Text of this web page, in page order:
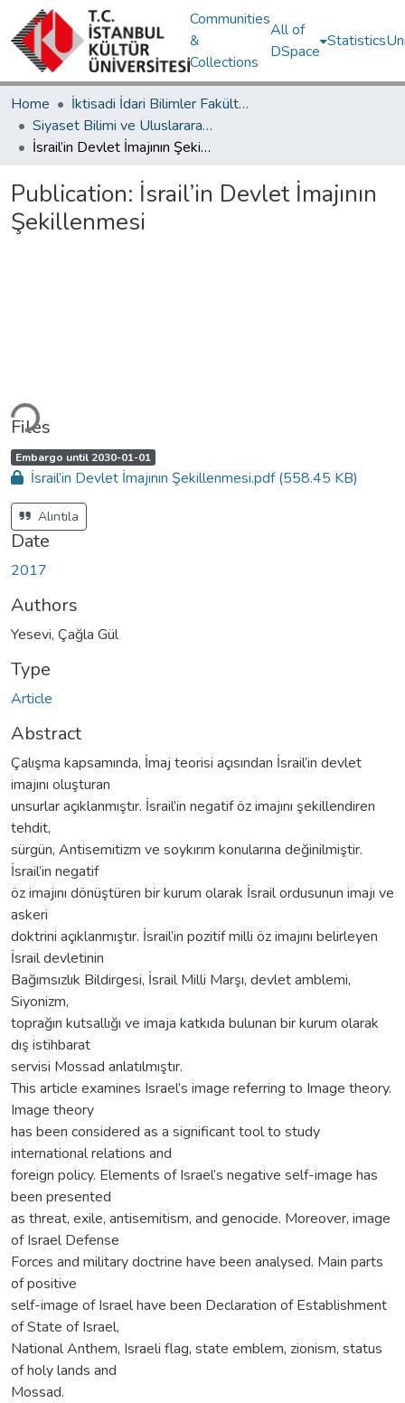
Communities
&
Collections
All of
DSpace
Statistics
Home
İktisadi İdari Bilimler Fakültesi / Faculty of Economics and Administrative Sciences
Siyaset Bilimi ve Uluslararası İlişkiler Bölümü / Department of Political Science and International Relations
İsrail’in Devlet İmajının Şekillenmesi
Publication: İsrail’in Devlet İmajının
Şekillenmesi
Files
A
c
c
e
s
s
s
t
a
u
s
Embargo until 2030-01-01,
İsrail’in Devlet İmajının Şekillenmesi.pdf(558.45 KB)
Alıntıla
Date
2017
Authors
Yesevi, Çağla Gül
Type
Article
Abstract
Çalışma kapsamında, İmaj teorisi açısından İsrail’in devlet
imajını oluşturan
unsurlar açıklanmıştır. İsrail’in negatif öz imajını şekillendiren
tehdit,
sürgün, Antisemitizm ve soykırım konularına değinilmiştir.
İsrail’in negatif
öz imajını dönüştüren bir kurum olarak İsrail ordusunun imajı ve
askeri
doktrini açıklanmıştır. İsrail’in pozitif milli öz imajını belirleyen
İsrail devletinin
Bağımsızlık Bildirgesi, İsrail Milli Marşı, devlet amblemi,
Siyonizm,
toprağın kutsallığı ve imaja katkıda bulunan bir kurum olarak
dış istihbarat
servisi Mossad anlatılmıştır.
This article examines Israel’s image referring to Image theory.
Image theory
has been considered as a significant tool to study
international relations and
foreign policy. Elements of Israel’s negative self-image has
been presented
as threat, exile, antisemitism, and genocide. Moreover, image
of Israel Defense
Forces and military doctrine have been analysed. Main parts
of positive
self-image of Israel have been Declaration of Establishment
of State of Israel,
National Anthem, Israeli flag, state emblem, zionism, status
of holy lands and
Mossad.